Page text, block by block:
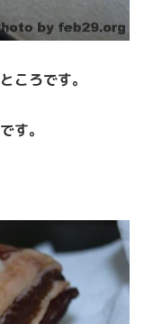
ころです。
す。